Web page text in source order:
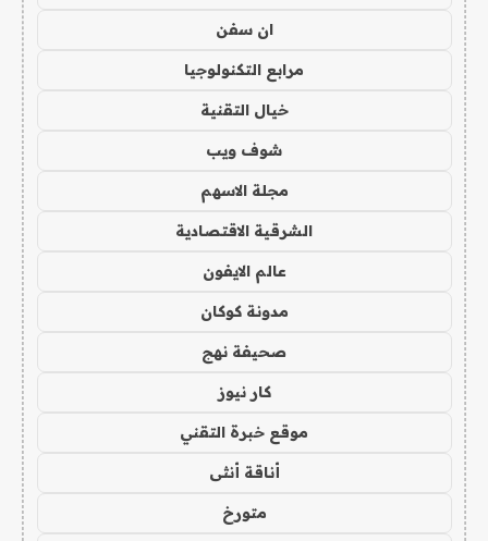
ان سفن
مرابع التكنولوجيا
خيال التقنية
شوف ويب
مجلة الاسهم
الشرقية الاقتصادية
عالم الايفون
مدونة كوكان
صحيفة نهج
كار نيوز
موقع خبرة التقني
أناقة أنثى
متورخ